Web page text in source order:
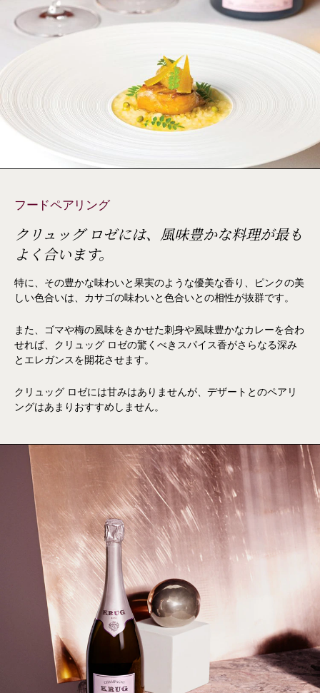
フードペアリング
クリュッグ ロゼには、風味豊かな料理が最も
よく合います。
特に、その豊かな味わいと果実のような優美な香り、ピンクの美
しい色合いは、カサゴの味わいと色合いとの相性が抜群です。
また、ゴマや梅の風味をきかせた刺身や風味豊かなカレーを合わ
せれば、クリュッグ ロゼの驚くべきスパイス香がさらなる深み
とエレガンスを開花させます。
クリュッグ ロゼには甘みはありませんが、デザートとのペアリ
ングはあまりおすすめしません。